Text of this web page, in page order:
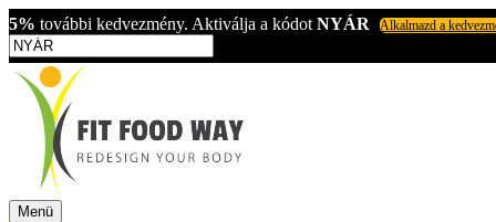
5% további kedvezmény. Aktiválja a kódot NYÁR Alkalmazd a
Menü